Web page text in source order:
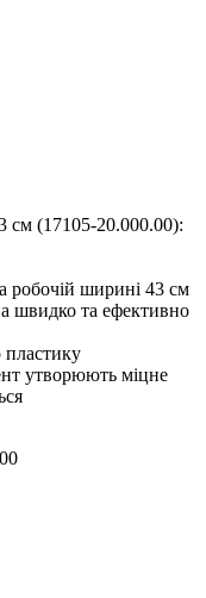
см (17105-20.000.00):
робочій ширині 43 см
швидко та ефективно
пластику
утворюють міцне